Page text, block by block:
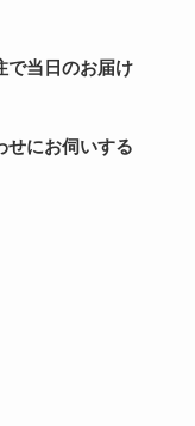
で当日のお届け
せにお伺いする